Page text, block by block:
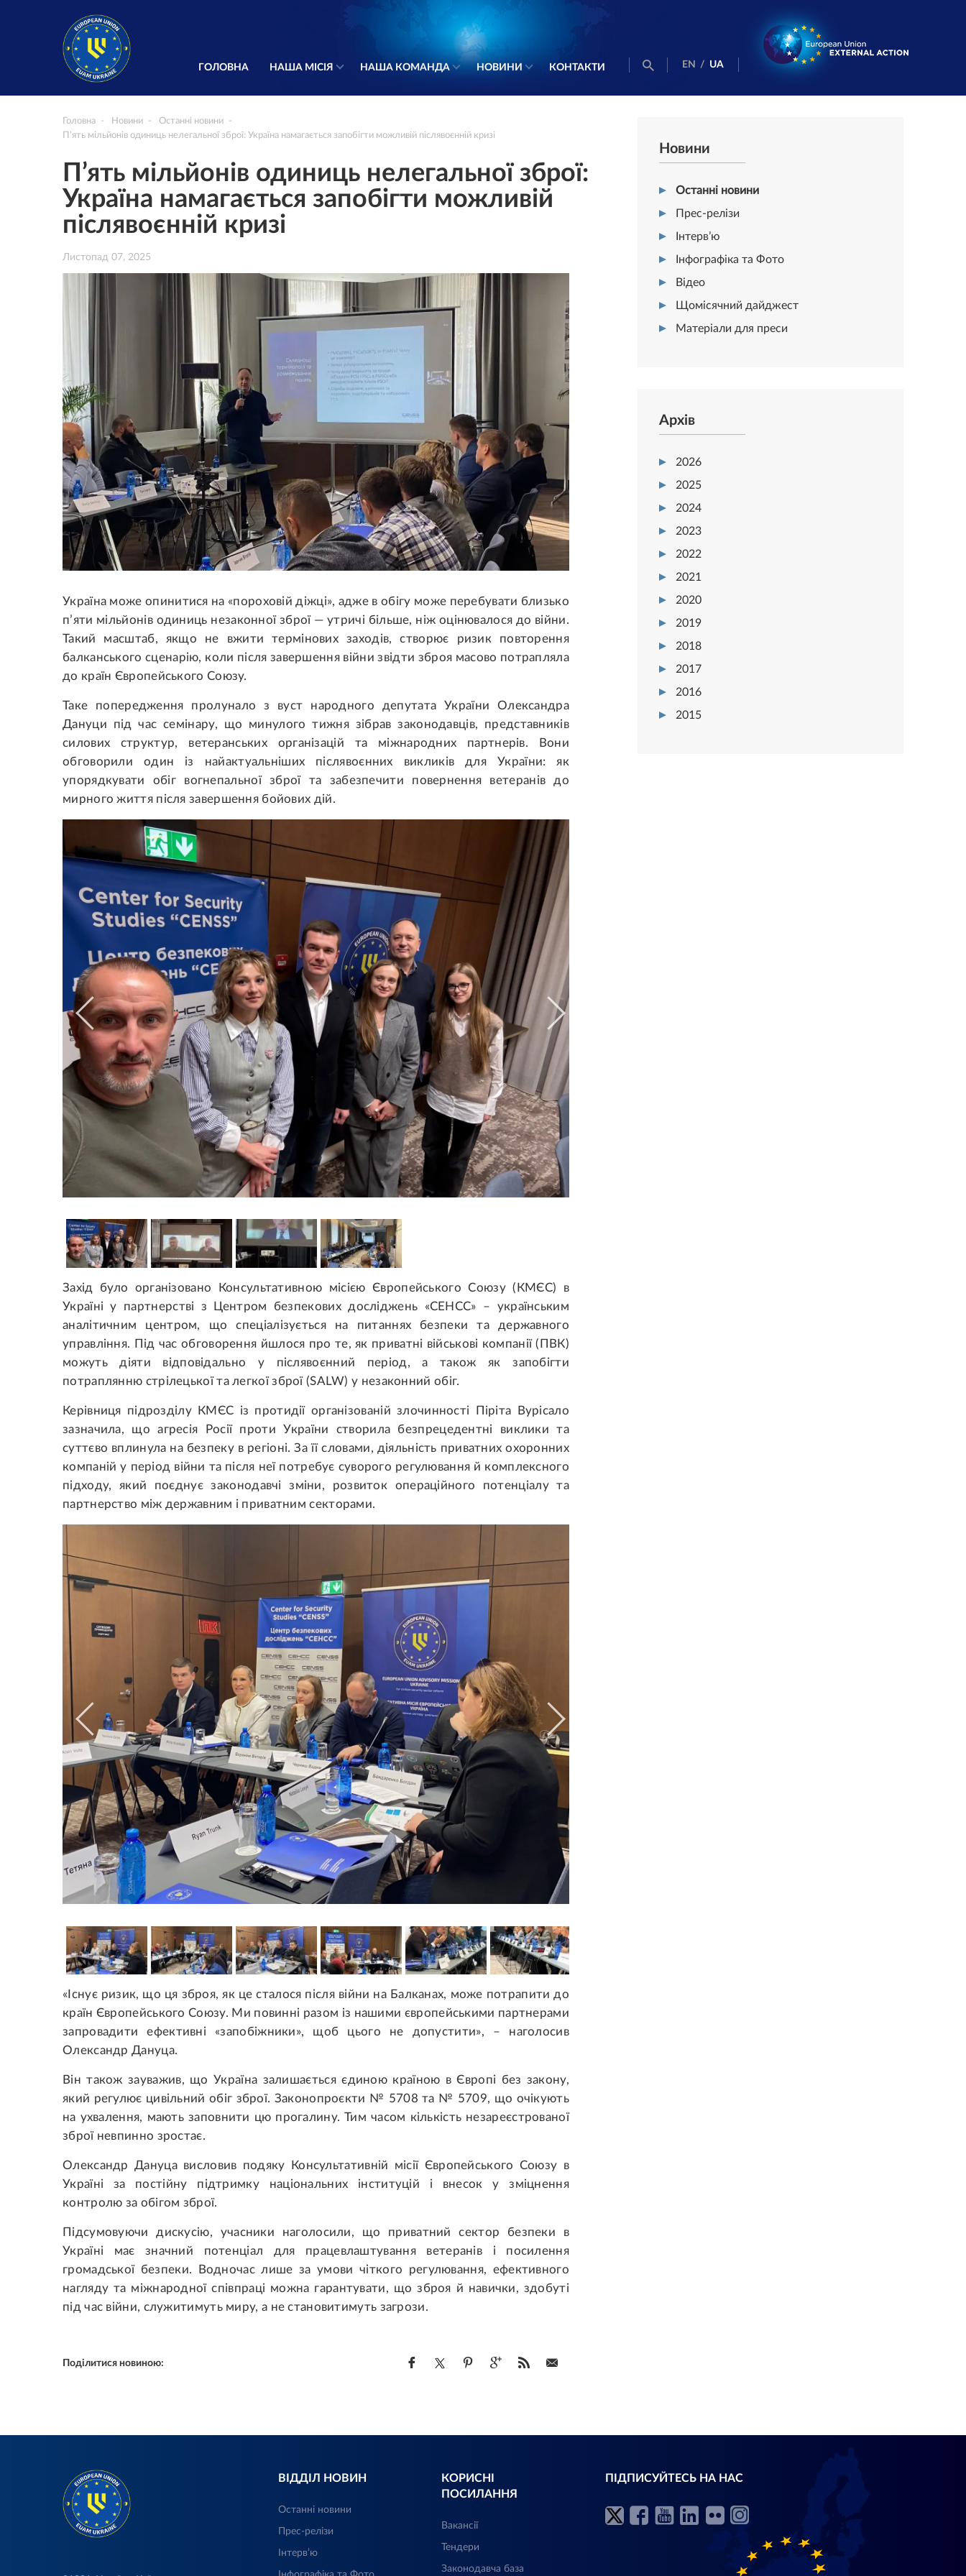
ГОЛОВНА НАША МІСІЯ НАША КОМАНДА НОВИНИ КОНТАКТИ EN / UA
Головна Новини
Останні новини
П’ять мільйонів одиниць нелегальної зброї: Україна намагається запобігти можливій післявоєнній кризі
П’ять мільйонів одиниць нелегальної зброї:
Україна намагається запобігти можливій
післявоєнній кризі
Листопад 07, 2025
Україна може опинитися на «пороховій діжці», адже в обігу може перебувати близько
п’яти мільйонів одиниць незаконної зброї — утричі більше, ніж оцінювалося до війни.
Такий масштаб, якщо не вжити термінових заходів, створює ризик повторення
балканського сценарію, коли після завершення війни звідти зброя масово потрапляла
до країн Європейського Союзу.
Таке попередження пролунало з вуст народного депутата України Олександра
Дануци під час семінару, що минулого тижня зібрав законодавців, представників
силових структур, ветеранських організацій та міжнародних партнерів. Вони
обговорили один із найактуальніших післявоєнних викликів для України: як
упорядкувати обіг вогнепальної зброї та забезпечити повернення ветеранів до
мирного життя після завершення бойових дій.
Захід було організовано Консультативною місією Європейського Союзу (КМЄС) в
Україні у партнерстві з Центром безпекових досліджень «СЕНСС» – українським
аналітичним центром, що спеціалізується на питаннях безпеки та державного
управління. Під час обговорення йшлося про те, як приватні військові компанії (ПВК)
можуть діяти відповідально у післявоєнний період, а також як запобігти
потраплянню стрілецької та легкої зброї (SALW) у незаконний обіг.
Керівниця підрозділу КМЄС із протидії організованій злочинності Піріта Вурісало
зазначила, що агресія Росії проти України створила безпрецедентні виклики та
суттєво вплинула на безпеку в регіоні. За її словами, діяльність приватних охоронних
компаній у період війни та після неї потребує суворого регулювання й комплексного
підходу, який поєднує законодавчі зміни, розвиток операційного потенціалу та
партнерство між державним і приватним секторами.
«Існує ризик, що ця зброя, як це сталося після війни на Балканах, може потрапити до
країн Європейського Союзу. Ми повинні разом із нашими європейськими партнерами
запровадити ефективні «запобіжники», щоб цього не допустити», – наголосив
Олександр Дануца.
Він також зауважив, що Україна залишається єдиною країною в Європі без закону,
який регулює цивільний обіг зброї. Законопроєкти № 5708 та № 5709, що очікують
на ухвалення, мають заповнити цю прогалину. Тим часом кількість незареєстрованої
зброї невпинно зростає.
Олександр Дануца висловив подяку Консультативній місії Європейського Союзу в
Україні за постійну підтримку національних інституцій і внесок у зміцнення
контролю за обігом зброї.
Підсумовуючи дискусію, учасники наголосили, що приватний сектор безпеки в
Україні має значний потенціал для працевлаштування ветеранів і посилення
громадської безпеки. Водночас лише за умови чіткого регулювання, ефективного
нагляду та міжнародної співпраці можна гарантувати, що зброя й навички, здобуті
під час війни, служитимуть миру, а не становитимуть загрози.
Поділитися новиною:
Новини
Останні новини
Прес-релізи
Інтерв’ю
Інфографіка та Фото
Відео
Щомісячний дайджест
Матеріали для преси
Архів
2026
2025
2024
2023
2022
2021
2020
2019
2018
2017
2016
2015
ВІДДІЛ НОВИН
Останні новини
Прес-релізи
Інтерв’ю
КОРИСНІ
ПОСИЛАННЯ
Вакансії
Тендери
Законодавча база
ПІДПИСУЙТЕСЬ НА НАС